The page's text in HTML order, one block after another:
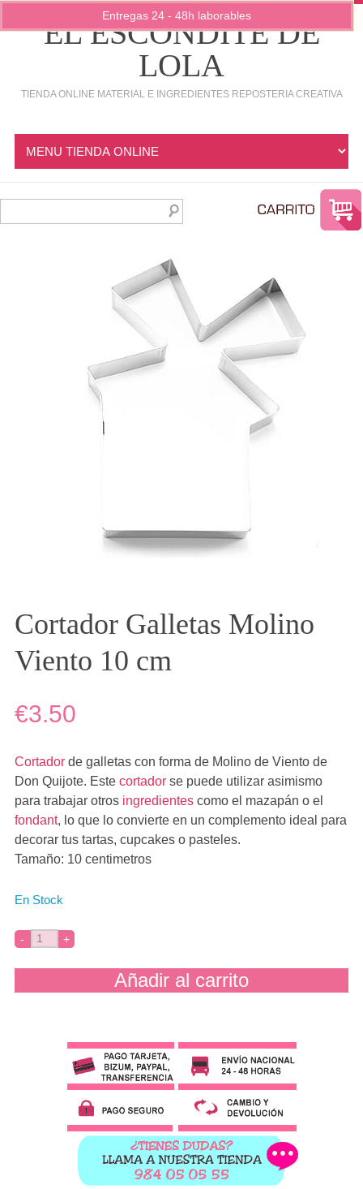
EL ESCONDITE DE
LOLA
TIENDA ONLINE MATERIAL E INGREDIENTES REPOSTERIA CREATIVA
Cortador Galletas Molino
Viento 10 cm
€3.50
Cortadorde galletas con forma de Molino de Viento de
Don Quijote. Este cortadorse puede utilizar asimismo
para trabajar otros ingredientescomo el mazapán o el
fondant, lo que lo convierte en un complemento ideal para
decorar tus tartas, cupcakes o pasteles.
Tamaño: 10 centimetros
En Stock
Añadir al carrito
Entregas 24 - 48h laborables